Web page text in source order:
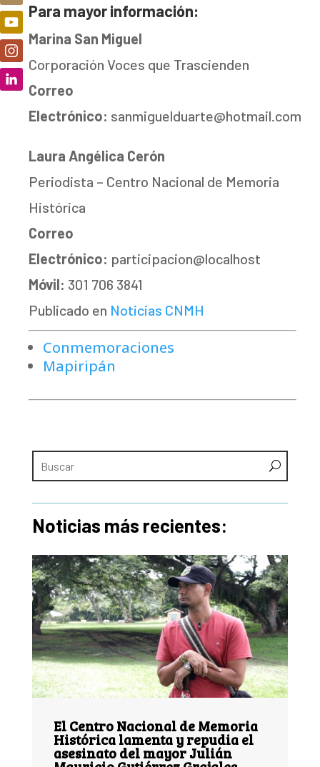
Para mayor información:
Marina San Miguel
Corporación Voces que Trascienden
Correo
Electrónico: sanmiguelduarte@hotmail.com
Laura Angélica Cerón
Periodista – Centro Nacional de Memoria
Histórica
Correo
Electrónico: participacion@localhost
Móvil: 301 706 3841
Publicado en Noticias CNMH
Conmemoraciones
Mapiripán
Noticias más recientes:
El Centro Nacional de Memoria
Histórica lamenta y repudia el
asesinato del mayor Julián